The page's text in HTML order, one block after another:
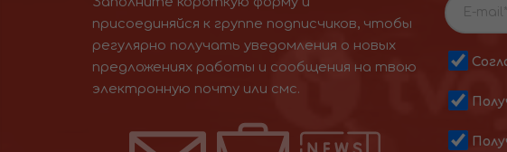
присоединяйся к группе подписчиков, чтобы
регулярно получать уведомления о новых
предложениях работы и сообщения на твою
электронную почту или смс.